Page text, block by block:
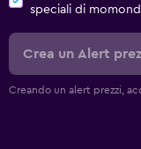
speciali di
Crea un Alert
Creando un alert prezzi,